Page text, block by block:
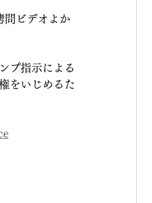
ビデオよか
プ指示による
をいじめるた